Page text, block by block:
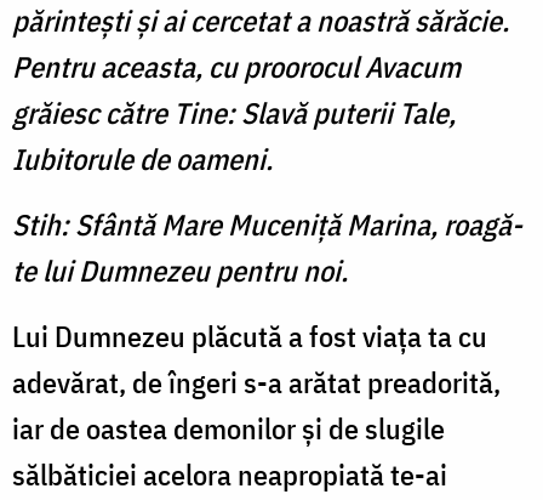
părinteşti şi ai cercetat a noastră sărăcie.
Pentru aceasta, cu proorocul Avacum
grăiesc către Tine: Slavă puterii Tale,
Iubitorule de oameni.
Stih: Sfântă Mare Muceniţă Marina, roagă-
te lui Dumnezeu pentru noi.
Lui Dumnezeu plăcută a fost viaţa ta cu
adevărat, de îngeri s-a arătat preadorită,
iar de oastea demonilor şi de slugile
sălbăticiei acelora neapropiată te-ai